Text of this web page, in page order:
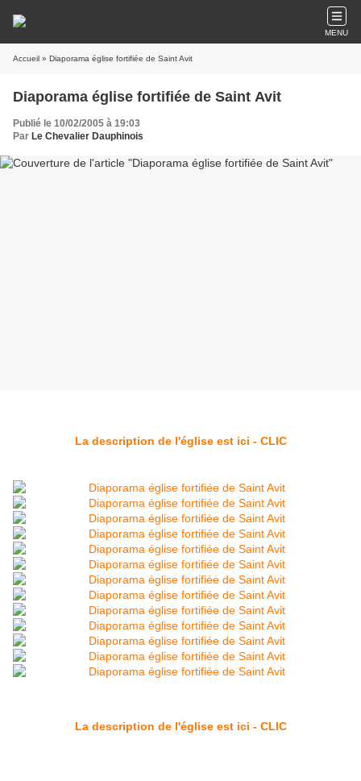
MENU
Accueil » Diaporama église fortifiée de Saint Avit
Diaporama église fortifiée de Saint Avit
Publié le 10/02/2005 à 19:03
Par Le Chevalier Dauphinois
La description de l'église est ici - CLIC
La description de l'église est ici - CLIC